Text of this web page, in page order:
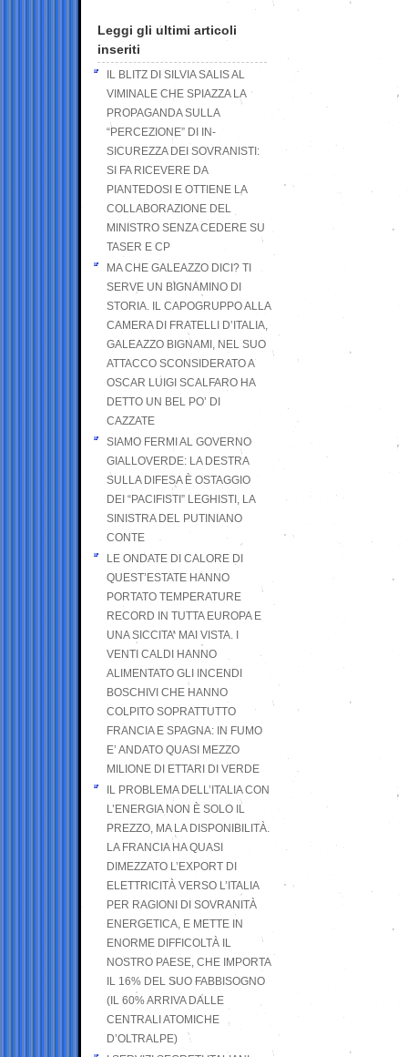
Leggi gli ultimi articoli
inseriti
IL BLITZ DI SILVIA SALIS AL
VIMINALE CHE SPIAZZA LA
PROPAGANDA SULLA
“PERCEZIONE” DI IN-
SICUREZZA DEI SOVRANISTI:
SI FA RICEVERE DA
PIANTEDOSI E OTTIENE LA
COLLABORAZIONE DEL
MINISTRO SENZA CEDERE SU
TASER E CP
MA CHE GALEAZZO DICI? TI
SERVE UN BIGNAMINO DI
STORIA. IL CAPOGRUPPO ALLA
CAMERA DI FRATELLI D’ITALIA,
GALEAZZO BIGNAMI, NEL SUO
ATTACCO SCONSIDERATO A
OSCAR LUIGI SCALFARO HA
DETTO UN BEL PO’ DI
CAZZATE
SIAMO FERMI AL GOVERNO
GIALLOVERDE: LA DESTRA
SULLA DIFESA È OSTAGGIO
DEI “PACIFISTI” LEGHISTI, LA
SINISTRA DEL PUTINIANO
CONTE
LE ONDATE DI CALORE DI
QUEST’ESTATE HANNO
PORTATO TEMPERATURE
RECORD IN TUTTA EUROPA E
UNA SICCITA’ MAI VISTA. I
VENTI CALDI HANNO
ALIMENTATO GLI INCENDI
BOSCHIVI CHE HANNO
COLPITO SOPRATTUTTO
FRANCIA E SPAGNA: IN FUMO
E’ ANDATO QUASI MEZZO
MILIONE DI ETTARI DI VERDE
IL PROBLEMA DELL’ITALIA CON
L’ENERGIA NON È SOLO IL
PREZZO, MA LA DISPONIBILITÀ.
LA FRANCIA HA QUASI
DIMEZZATO L’EXPORT DI
ELETTRICITÀ VERSO L’ITALIA
PER RAGIONI DI SOVRANITÀ
ENERGETICA, E METTE IN
ENORME DIFFICOLTÀ IL
NOSTRO PAESE, CHE IMPORTA
IL 16% DEL SUO FABBISOGNO
(IL 60% ARRIVA DALLE
CENTRALI ATOMICHE
D’OLTRALPE)